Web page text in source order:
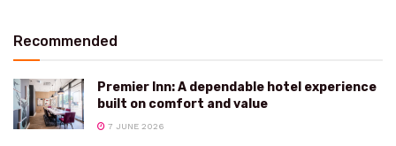
Recommended
Premier Inn: A dependable hotel experience
built on comfort and value
7 JUNE 2026